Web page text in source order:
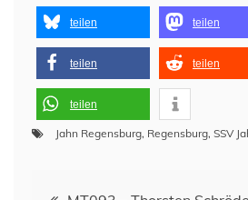
teilen teilen
teilen teilen
teilen
Jahn Regensburg, Regensburg, SSV